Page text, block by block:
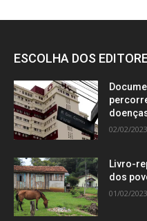
ESCOLHA DOS
02/02/2023
Livro-
dos
01/02/2023